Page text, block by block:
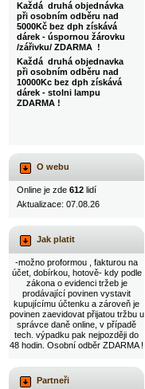
Každá druhá objednávka
při osobním odběru nad
5000Kč bez dph získává
dárek - úspornou žárovku
/zářivku/ ZDARMA !
Každá druhá objednavka
při osobním odběru nad
10000Kc bez dph získává
dárek - stolni lampu
ZDARMA !
O webu
Online je zde 612 lidí
Aktualizace: 07.08.26
Jak platit
-možno proformou , fakturou na
účet, dobírkou, hotově- kdy podle
zákona o evidenci tržeb je
prodávající povinen vystavit
kupujícímu účtenku a zároveň je
povinen zaevidovat přijatou tržbu u
správce daně online, v případě
tech. výpadku pak nejpozději do
48 hodin. Osobní odběr ZDARMA !
Partneři